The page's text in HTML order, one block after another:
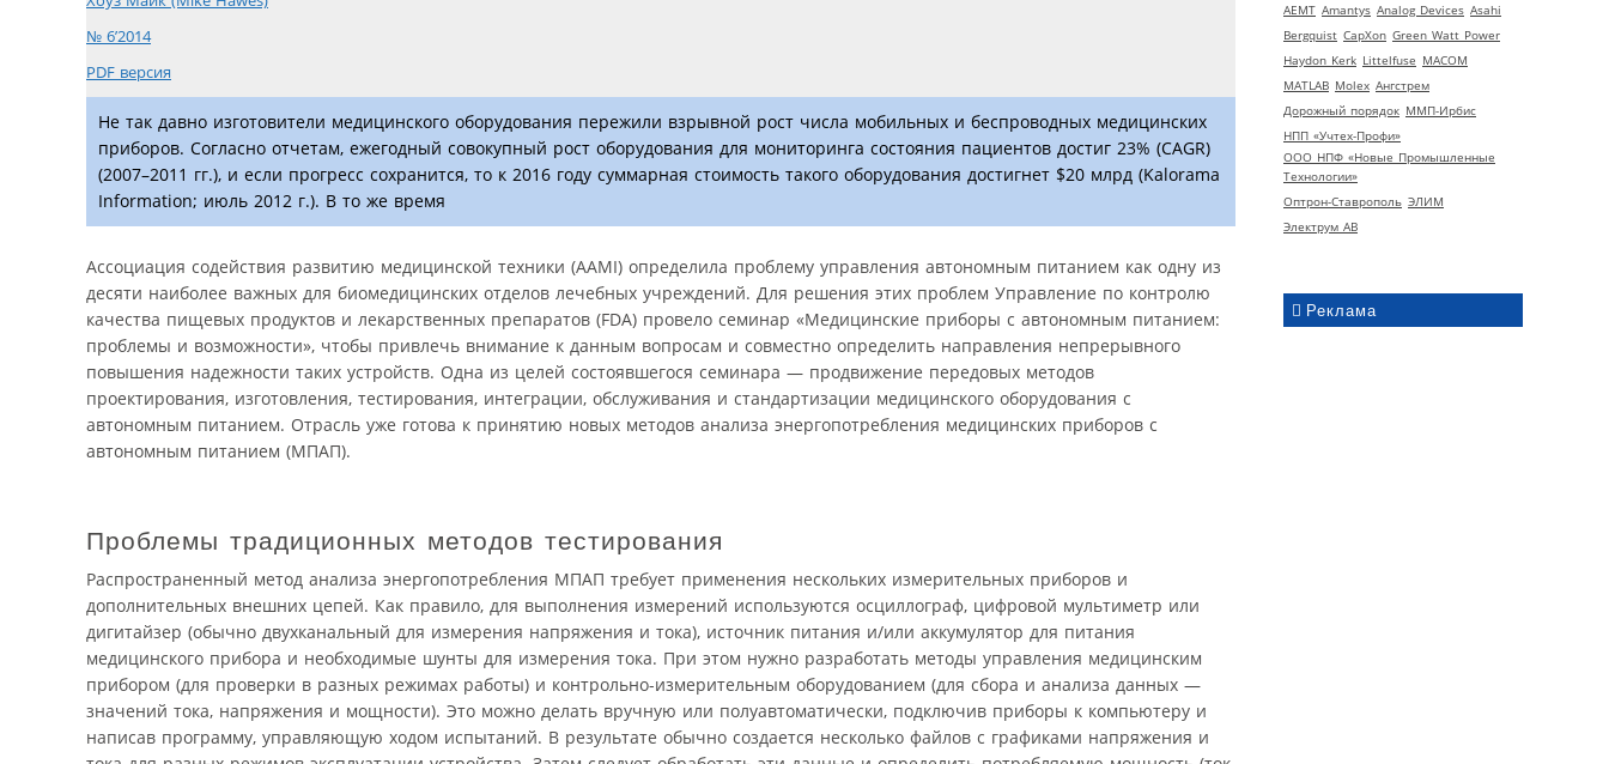
AEMT Amantys Analog Devices Asahi
Bergquist CapXon Green Watt Power
Haydon Kerk Littelfuse MACOM
MATLAB Molex Ангстрем
Дорожный порядок ММП-Ирбис
НПП «Учтех-Профи»
ООО НПФ «Новые Промышленные
Технологии»
Оптрон-Ставрополь ЭЛИМ
Электрум АВ
Реклама
№ 6’2014
PDF версия
Не так давно изготовители медицинского оборудования пережили взрывной рост числа мобильных и беспроводных медицинских
приборов. Согласно отчетам, ежегодный совокупный рост оборудования для мониторинга состояния пациентов достиг 23% (CAGR)
(2007–2011 гг.), и если прогресс сохранится, то к 2016 году суммарная стоимость такого оборудования достигнет $20 млрд (Kalorama
Information; июль 2012 г.). В то же время
Ассоциация содействия развитию медицинской техники (AAMI) определила проблему управления автономным питанием как одну из
десяти наиболее важных для биомедицинских отделов лечебных учреждений. Для решения этих проблем Управление по контролю
качества пищевых продуктов и лекарственных препаратов (FDA) провело семинар «Медицинские приборы с автономным питанием:
проблемы и возможности», чтобы привлечь внимание к данным вопросам и совместно определить направления непрерывного
повышения надежности таких устройств. Одна из целей состоявшегося семинара — продвижение передовых методов
проектирования, изготовления, тестирования, интеграции, обслуживания и стандартизации медицинского оборудования с
автономным питанием. Отрасль уже готова к принятию новых методов анализа энергопотребления медицинских приборов с
автономным питанием (МПАП).
Проблемы традиционных методов тестирования
Распространенный метод анализа энергопотребления МПАП требует применения нескольких измерительных приборов и
дополнительных внешних цепей. Как правило, для выполнения измерений используются осциллограф, цифровой мультиметр или
дигитайзер (обычно двухканальный для измерения напряжения и тока), источник питания и/или аккумулятор для питания
медицинского прибора и необходимые шунты для измерения тока. При этом нужно разработать методы управления медицинским
прибором (для проверки в разных режимах работы) и контрольно-измерительным оборудованием (для сбора и анализа данных —
значений тока, напряжения и мощности). Это можно делать вручную или полуавтоматически, подключив приборы к компьютеру и
написав программу, управляющую ходом испытаний. В результате обычно создается несколько файлов с графиками напряжения и